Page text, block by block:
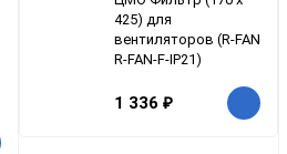
425) для
вентиляторов (R-FAN
R-FAN-F-IP21)
1 336 ₽